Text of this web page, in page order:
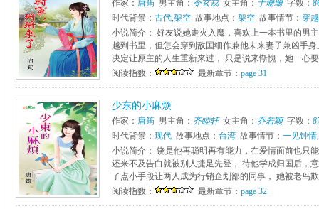
作家： 唐筠 男主角： 令玄戎女主角： 于珊珊字数：
时代背景： 古代,架空 故事地点： 架空 故事情节： 穿
小说简介： 好友说她走火入魔，喜欢上一本书里的男
越到书里，但怎会穿到敌国细作兼他未来妻子兼凶手
决定让原主的人生重新来过， 只是说来惭愧，她一心
阅读指数：
最新章节： page 31
少东的小麻烦
作家： 唐筠 男主角： 齐睦轩女主角： 乔若颖字数：
时代背景： 现代 故事地点： 台湾 故事情节： 一见钟情,
小说简介： 饶是他再聪明再有能力，在爱情面前也只
还来不及告白就被别人捷足先登， 待他学成归国后，
了点小手段让两人成为行销企划部的同事， 她被老鸟
阅读指数：
最新章节： page 32